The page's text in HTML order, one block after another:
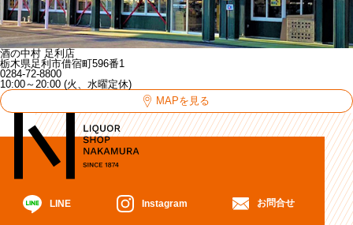
酒の中村 足利店
栃木県足利市借宿町596番1
0284-72-8800
10:00～20:00 (火、水曜定休)
MAPを見る
LINE Instagram お問合せ